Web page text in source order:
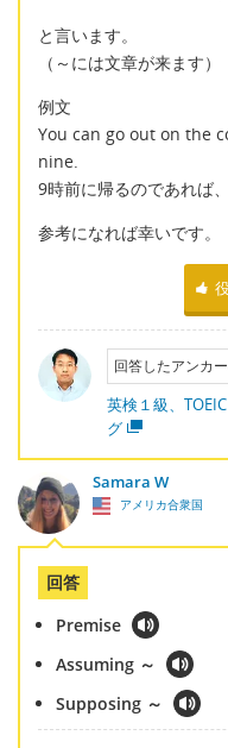
と言います。
（～には文章が来ます）
例文
You can go out on the
nine.
9時前に帰るのであれば
参考になれば幸いです。
回答したアンカ
英検１級、
グ
Samara W
アメリカ合衆国
回答
Premise
Assuming ～
Supposing ～